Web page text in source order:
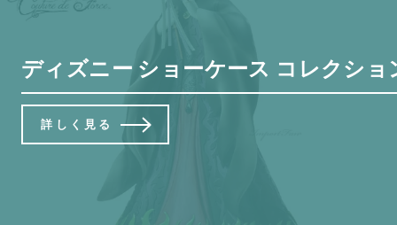
ディズニー ショーケース コレクショ
詳しく見る